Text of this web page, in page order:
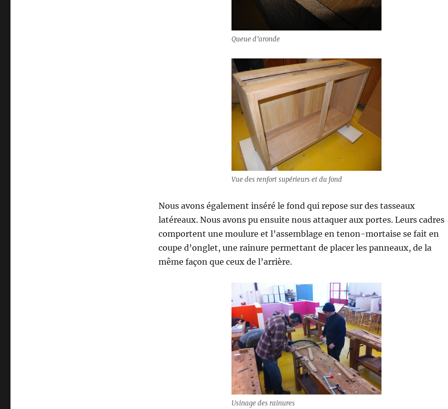
Queue d’aronde
Vue des renfort supérieurs et du fond
Nous avons également inséré le fond qui repose sur des tasseaux
latéreaux. Nous avons pu ensuite nous attaquer aux portes. Leurs cadres
comportent une moulure et l’assemblage en tenon-mortaise se fait en
coupe d’onglet, une rainure permettant de placer les panneaux, de la
même façon que ceux de l’arrière.
Usinage des rainures